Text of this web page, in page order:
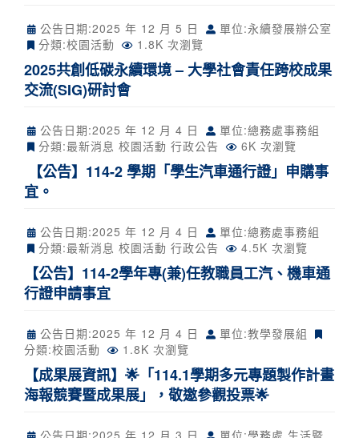
公告日期:2025 年 12 月 5 日
單位:永續發展辦公室
分類:校園活動 1.8K 次瀏覽
2025共創低碳永續環境 – 大學社會責任跨校成果
交流(SIG)研討會
公告日期:2025 年 12 月 4 日
單位:總務處事務組
分類:最新消息 校園活動 行政公告 6K 次瀏覽
【公告】114-2 學期「學生汽車通行證」申購事
宜。
公告日期:2025 年 12 月 4 日
單位:總務處事務組
分類:最新消息 校園活動 行政公告 4.5K 次瀏覽
【公告】114-2學年專(兼)任教職員工汽、機車通
行證申請事宜
公告日期:2025 年 12 月 4 日
單位:教學發展組
分類:校園活動 1.8K 次瀏覽
【成果展資訊】🌟「114.1學期多元專題製作計畫
海報競賽暨成果展」，敬邀參觀投票🌟